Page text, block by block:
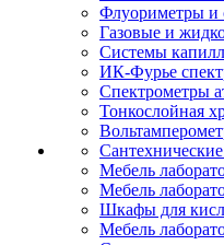
Флуориметры и
Газовые и
Системы
ИК-Фурье
Спектрометры
Тонкослойная
Мебель
Мебель
Шкафы для
Мебель